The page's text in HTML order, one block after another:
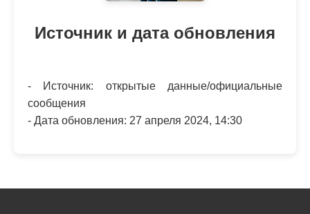
Источник и дата обновления
- Источник: открытые данные/официальные
сообщения
- Дата обновления: 27 апреля 2024, 14:30